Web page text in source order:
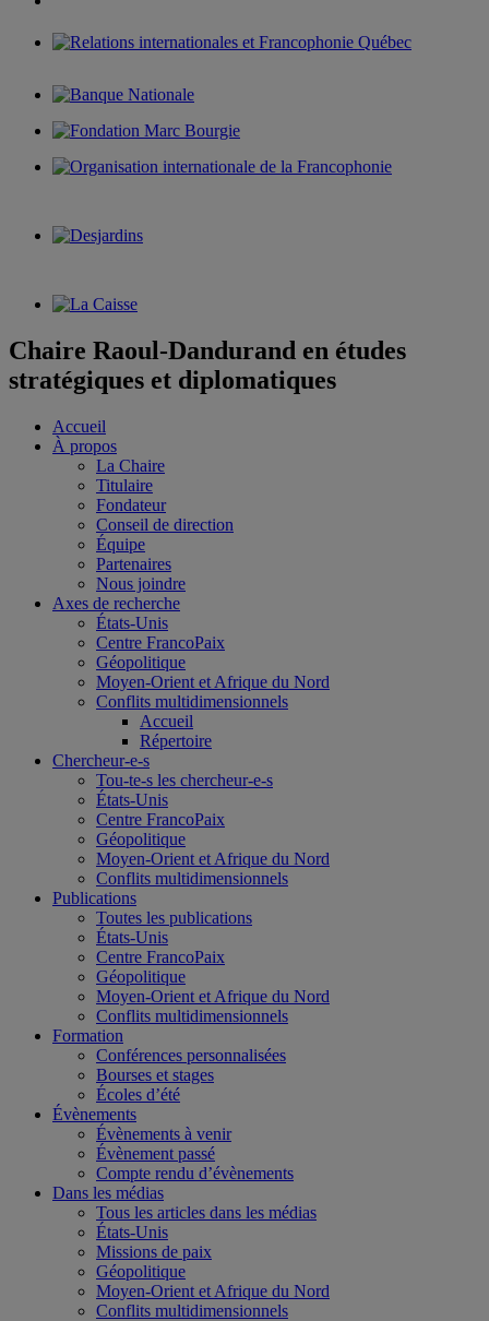
Chaire Raoul-Dandurand en études
stratégiques et diplomatiques
Accueil
À propos
La Chaire
Titulaire
Fondateur
Conseil de direction
Équipe
Partenaires
Nous joindre
Axes de recherche
États-Unis
Centre FrancoPaix
Géopolitique
Moyen-Orient et Afrique du Nord
Conflits multidimensionnels
Accueil
Répertoire
Chercheur-e-s
Tou-te-s les chercheur-e-s
États-Unis
Centre FrancoPaix
Géopolitique
Moyen-Orient et Afrique du Nord
Conflits multidimensionnels
Publications
Toutes les publications
États-Unis
Centre FrancoPaix
Géopolitique
Moyen-Orient et Afrique du Nord
Conflits multidimensionnels
Formation
Conférences personnalisées
Bourses et stages
Écoles d’été
Évènements
Évènements à venir
Évènement passé
Compte rendu d’évènements
Dans les médias
Tous les articles dans les médias
États-Unis
Missions de paix
Géopolitique
Moyen-Orient et Afrique du Nord
Conflits multidimensionnels